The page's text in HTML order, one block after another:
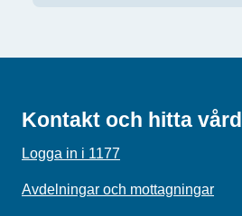
Kontakt och hitta vård
Logga in i 1177
Avdelningar och mottagningar